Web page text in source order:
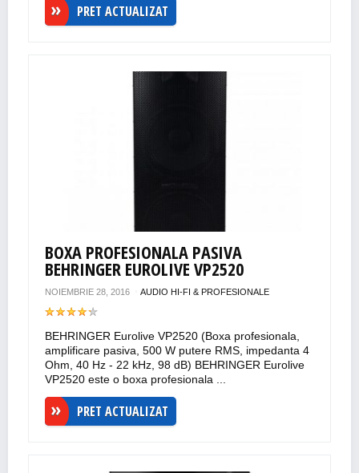
PRET ACTUALIZAT
BOXA PROFESIONALA PASIVA
BEHRINGER EUROLIVE VP2520
NOIEMBRIE 28, 2016 AUDIO HI-FI & PROFESIONALE
BEHRINGER Eurolive VP2520 (Boxa profesionala,
amplificare pasiva, 500 W putere RMS, impedanta 4
Ohm, 40 Hz - 22 kHz, 98 dB) BEHRINGER Eurolive
VP2520 este o boxa profesionala ...
PRET ACTUALIZAT